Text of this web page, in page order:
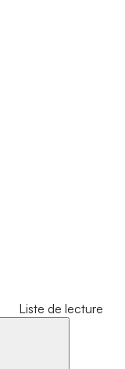
Liste de lecture